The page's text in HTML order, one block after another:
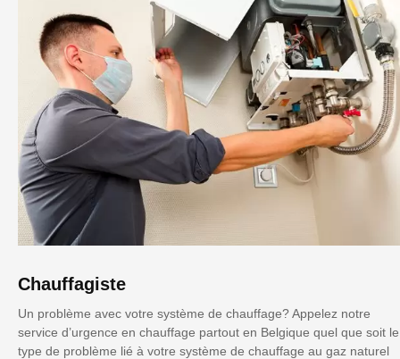
Chauffagiste
Un problème avec votre système de chauffage? Appelez notre
service d’urgence en chauffage partout en Belgique quel que soit le
type de problème lié à votre système de chauffage au gaz naturel